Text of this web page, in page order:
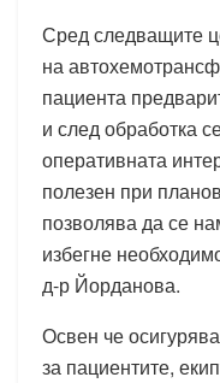
Сред следващите
на
пациента
и след обработка
оперативната
полезен при
позволява да се
избегне
д-р Йорданова.
Освен че
за пациентите,